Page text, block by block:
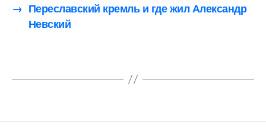
→ Переславский кремль и где жил Александр
Невский